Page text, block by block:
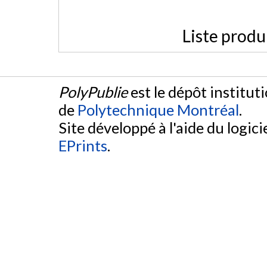
Liste
PolyPublieest le dépôt
de Polytechnique Montréal.
Site développé à l'aide du
EPrints.